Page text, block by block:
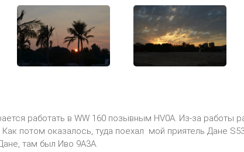
работать в WW 160 позывным HV0A. Из-за работы
потом оказалось, туда поехал мой приятель Дане
там был Иво 9A3A.